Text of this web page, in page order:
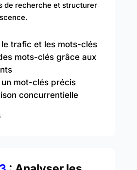
de recherche et structurer
trafic et les mots-clés
mots-clés grâce aux
mot-clés précis
concurrentielle